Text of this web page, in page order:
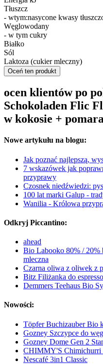
Tłuszcz
- wtym:nasycone kwasy
Węglowodany
- w tym cukry
Białko
Sól
Laktoza (cukier mleczny)
Oceń ten produkt
ocen klientów po
Schokoladen Flic
w kokosie +
Nowe artykułu na blogu:
Jak poznać najlepszą,
7 wskazówek jak
przyprawy
Czosnek niedźwiedzi:
100 lat marki Galup -
Wanilia - Królowa
Odkryj Piccantino:
ahead
Bio Labooko 80% / 20%
mleczna
Czarna oliwa z oliwek z
Bitz Filiżanka do
Demmers Teehaus Bio
Nowości:
Töpfer Buchizauber Bio
Gozney Szczypce do
Gozney Dome Gen 2
CHIMMY'S Chimichurri
Nescafé 3in1 Classic